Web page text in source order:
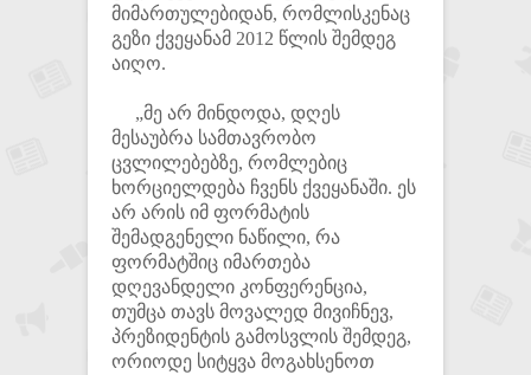
მიმართულებიდან, რომლისკენაც
გეზი ქვეყანამ 2012 წლის შემდეგ
აიღო.
„მე არ მინდოდა, დღეს
მესაუბრა სამთავრობო
ცვლილებებზე, რომლებიც
ხორციელდება ჩვენს ქვეყანაში. ეს
არ არის იმ ფორმატის
შემადგენელი ნაწილი, რა
ფორმატშიც იმართება
დღევანდელი კონფერენცია,
თუმცა თავს მოვალედ მივიჩნევ,
პრეზიდენტის გამოსვლის შემდეგ,
ორიოდე სიტყვა მოგახსენოთ